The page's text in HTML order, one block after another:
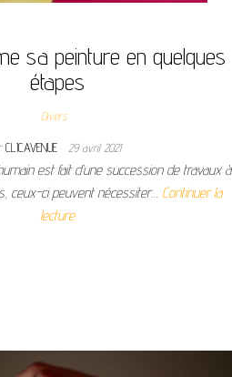
sa peinture en quelques
étapes
Divers
CLICAVENUE 29 avril 2021
est fait d’une succession de travaux à
ceux-ci peuvent nécessiter… Continuer la
lecture